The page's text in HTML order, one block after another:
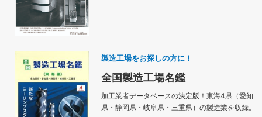
製造工場をお探しの方に！
全国製造工場名鑑
加工業者データベースの決定版！東海4県（愛知
県・静岡県・岐阜県・三重県）の製造業を収録。